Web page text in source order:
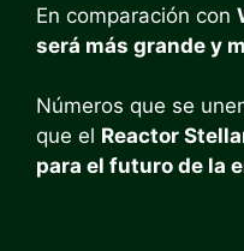
En comparación con
será más grande y
Números que se
que el Reactor
para el futuro de la